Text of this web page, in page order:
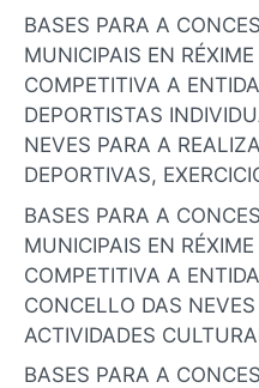
BASES PARA A
MUNICIPAIS EN
COMPETITIVA A
DEPORTISTAS
NEVES PARA A
DEPORTIVAS,
BASES PARA A
MUNICIPAIS EN
COMPETITIVA A
CONCELLO DAS
ACTIVIDADES
BASES PARA A